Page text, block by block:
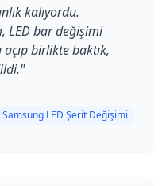
kalıyordu.
LED bar değişimi
açıp birlikte baktık,
"
Samsung LED Şerit Değişimi